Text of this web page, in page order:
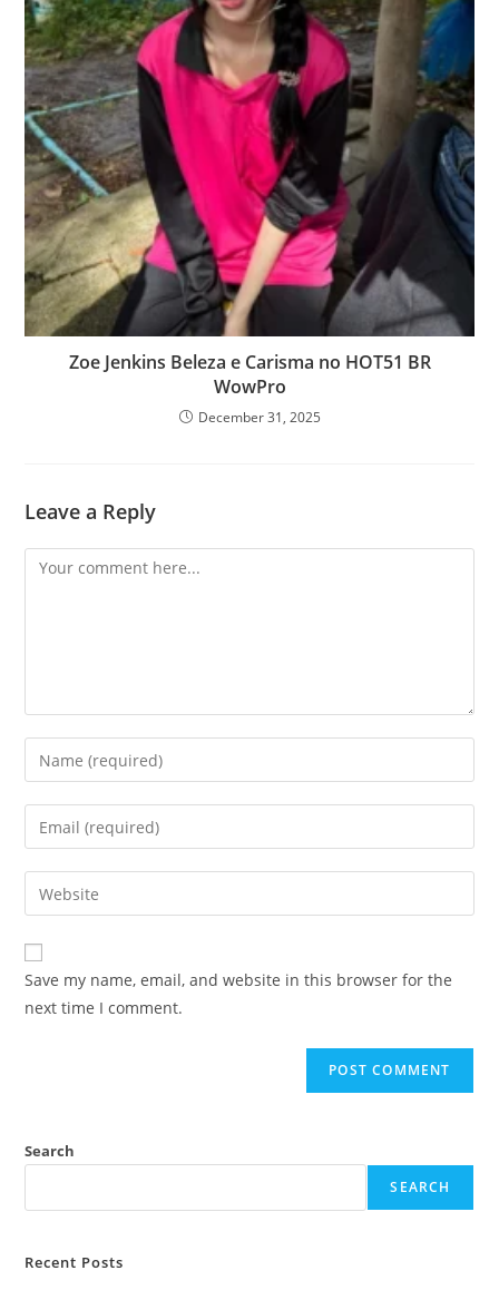
Zoe Jenkins Beleza e Carisma no HOT51 BR
WowPro
December 31, 2025
Leave a Reply
Save my name, email, and website in this browser for the
next time I comment.
Search
SEARCH
Recent Posts